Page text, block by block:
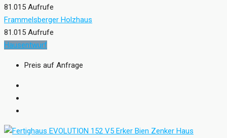
81.015 Aufrufe
Frammelsberger Holzhaus
81.015 Aufrufe
Hausentwurf
Preis auf Anfrage